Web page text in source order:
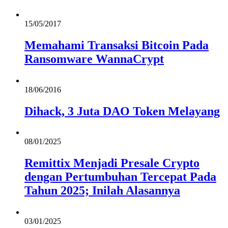
15/05/2017
Memahami Transaksi Bitcoin Pada
Ransomware WannaCrypt
18/06/2016
Dihack, 3 Juta DAO Token Melayang
08/01/2025
Remittix Menjadi Presale Crypto
dengan Pertumbuhan Tercepat Pada
Tahun 2025; Inilah Alasannya
03/01/2025